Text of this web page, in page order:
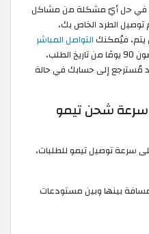
في حل أيّ مشكلة من مشاكل
توصيل الطرد الخاص بك،
يتم، فيُمكنك التواصل المباشر
في غضون 90 يومًا من تاريخ الطلب،
مُسترجع إلى حسابك في حالة
سرعة شحن تيمو
سرعة توصيل تيمو للطلبات،
بينها وبين مستودعات